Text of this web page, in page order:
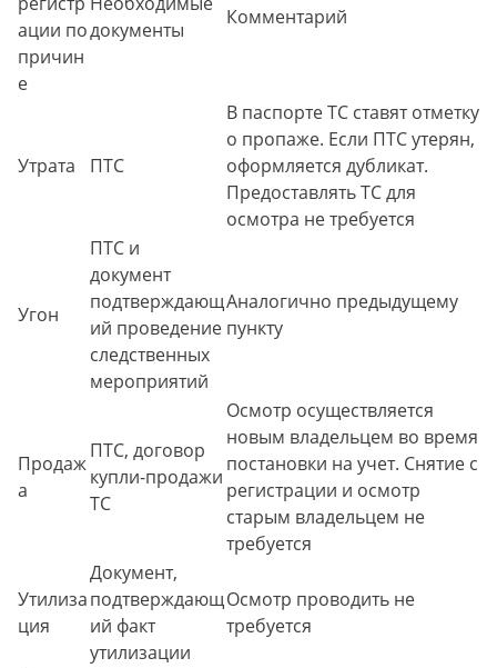
ации по
причин
е
документы
Комментарий
Утрата ПТС
В паспорте ТС ставят отметку
о пропаже. Если ПТС утерян,
оформляется дубликат.
Предоставлять ТС для
осмотра не требуется
Угон
ПТС и
документ
подтверждающ
ий проведение
следственных
мероприятий
Аналогично предыдущему
пункту
Продаж
а
ПТС, договор
купли-продажи
ТС
Осмотр осуществляется
новым владельцем во время
постановки на учет. Снятие с
регистрации и осмотр
старым владельцем не
требуется
Утилиза
ция
Документ,
подтверждающ
ий факт
утилизации
Осмотр проводить не
требуется